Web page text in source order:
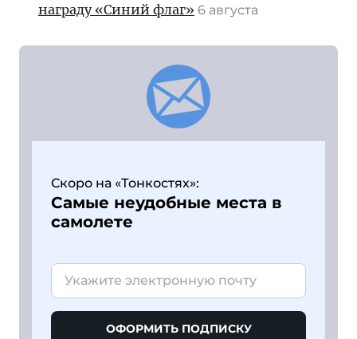
награду «Синий флаг» 6 августа
Скоро на «Тонкостях»:
Самые неудобные места в
самолете
ОФОРМИТЬ ПОДПИСКУ